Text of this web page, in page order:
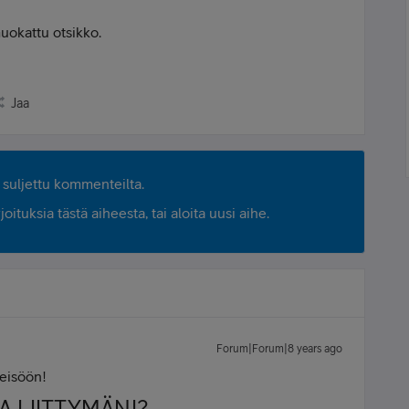
otsikko.
Jaa
suljettu kommenteilta.
tästä aiheesta, tai aloita uusi aihe.
Forum|Forum|8 years ago